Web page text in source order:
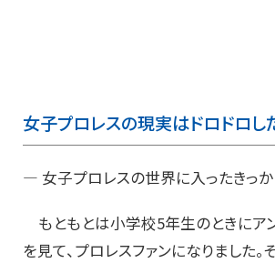
女子プロレスの現実はドロドロし
― 女子プロレスの世界に入ったきっ
もともとは小学校5年生のときにア
を見て、プロレスファンになりました。